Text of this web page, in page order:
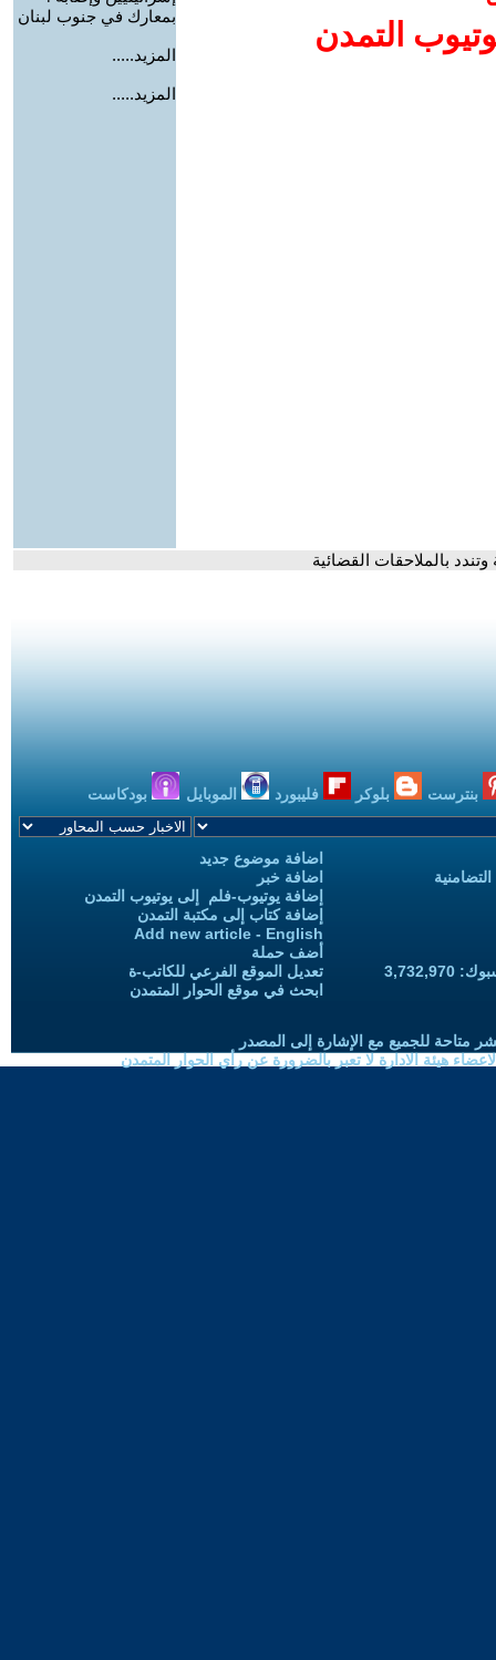
التمدن
بمعارك في جنوب لبنان
المزيد.....
المزيد.....
بالملاحقات القضائية
بنترست بلوكر فليبورد الموبايل بودكاست
اضافة موضوع جديد
اضافة خبر
إضافة يوتيوب-فلم إلى يوتيوب التمدن
إضافة كتاب إلى مكتبة التمدن
Add new article - English
أضف حملة
تعديل الموقع الفرعي للكاتب-ة
ابحث في موقع الحوار المتمدن
متاحة للجميع مع الإشارة إلى المصدر
هيئة الادارة لا تعبر بالضرورة عن رأي الحوار المتمدن